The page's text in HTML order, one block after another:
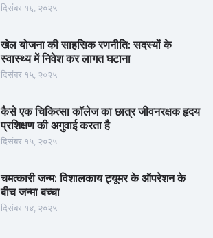
दिसंबर १६, २०२५
खेल योजना की साहसिक रणनीति: सदस्यों के
स्वास्थ्य में निवेश कर लागत घटाना
दिसंबर १५, २०२५
कैसे एक चिकित्सा कॉलेज का छात्र जीवनरक्षक हृदय
प्रशिक्षण की अगुवाई करता है
दिसंबर १५, २०२५
चमत्कारी जन्म: विशालकाय ट्यूमर के ऑपरेशन के
बीच जन्मा बच्चा
दिसंबर १४, २०२५